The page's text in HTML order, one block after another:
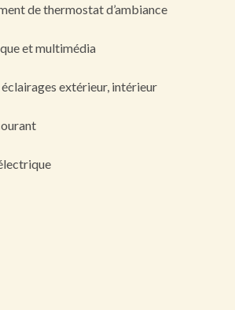
de thermostat d’ambiance
et multimédia
extérieur, intérieur